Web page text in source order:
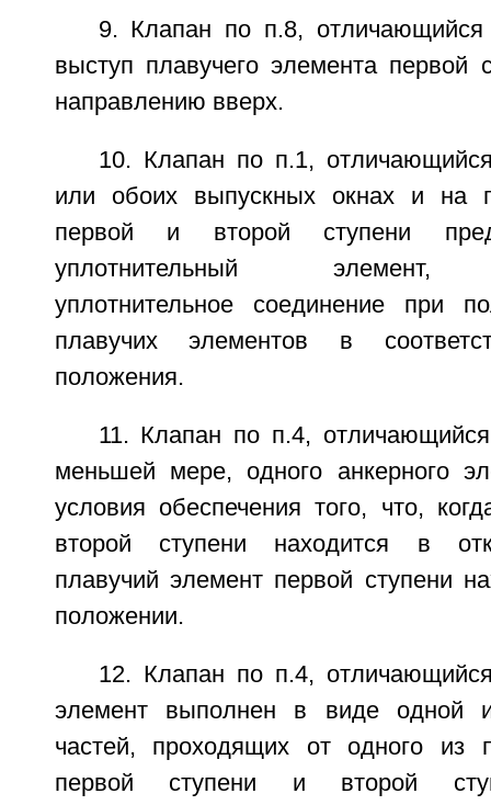
9. Клапан по п.8, отличающийся
выступ плавучего элемента первой
направлению вверх.
10. Клапан по п.1,
или обоих выпускных окнах и на
первой и второй ступени
уплотнительный элемент,
уплотнительное соединение при
плавучих элементов в
положения.
11. Клапан по п.4,
меньшей мере, одного анкерного
условия обеспечения того, что,
второй ступени находится в
плавучий элемент первой ступени
положении.
12. Клапан по п.4,
элемент выполнен в виде одной
частей, проходящих от одного из
первой ступени и второй